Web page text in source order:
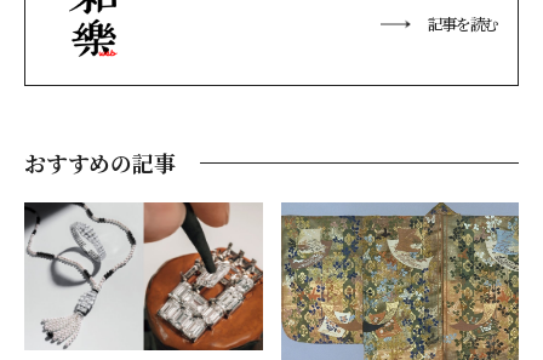
記事を読む
おすすめの記事